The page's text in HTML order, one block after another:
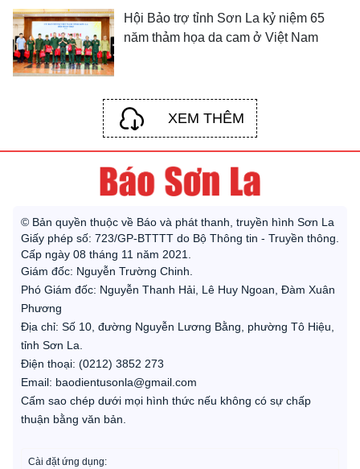
Hội Bảo trợ tỉnh Sơn La kỷ niệm 65
năm thảm họa da cam ở Việt Nam
XEM THÊM
© Bản quyền thuộc về Báo và phát thanh, truyền hình Sơn La
Giấy phép số: 723/GP-BTTTT do Bộ Thông tin - Truyền thông.
Cấp ngày 08 tháng 11 năm 2021.
Giám đốc: Nguyễn Trường Chinh.
Phó Giám đốc: Nguyễn Thanh Hải, Lê Huy Ngoan, Đàm Xuân
Phương
Địa chỉ: Số 10, đường Nguyễn Lương Bằng, phường Tô Hiệu,
tỉnh Sơn La.
Điện thoại: (0212) 3852 273
Email: baodientusonla@gmail.com
Cấm sao chép dưới mọi hình thức nếu không có sự chấp
thuận bằng văn bản.
Cài đặt ứng dụng: